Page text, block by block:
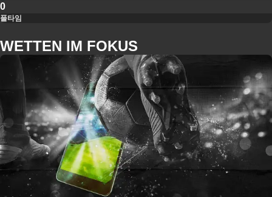
0
풀타임
WETTEN IM FOKUS